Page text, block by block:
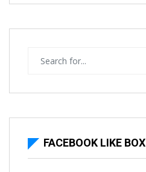
FACEBOOK LIKE BOX